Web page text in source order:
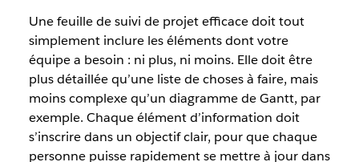
Une feuille de suivi de projet efficace doit tout
simplement inclure les éléments dont votre
équipe a besoin : ni plus, ni moins. Elle doit être
plus détaillée qu’une liste de choses à faire, mais
moins complexe qu’un diagramme de Gantt, par
exemple. Chaque élément d’information doit
s’inscrire dans un objectif clair, pour que chaque
personne puisse rapidement se mettre à jour dans